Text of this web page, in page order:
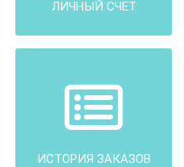
ЛИЧНЫЙ СЧЕТ
ИСТОРИЯ ЗАКАЗОВ